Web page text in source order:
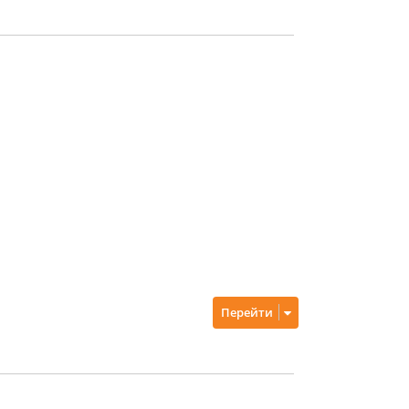
Перейти